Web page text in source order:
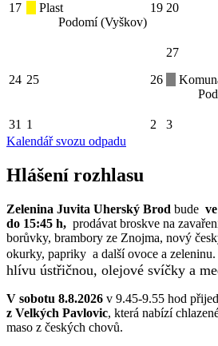
17
Plast
Podomí (Vyškov)
19 20
24 25 26
27
31 1 2 3
Kalendář svozu odpadu
Hlášení rozhlasu
Zelenina Juvita Uherský Brod bude
do 15:45 h, prodávat broskve na
borůvky, brambory ze Znojma, nový
okurky, papriky a další ovoce a zeleninu.
hlívu ústřičnou, olejové svíčky a
V sobotu 8.8.2026 v 9.45-9.55 hod
z Velkých Pavlovic, která nabízí
maso z českých chovů.